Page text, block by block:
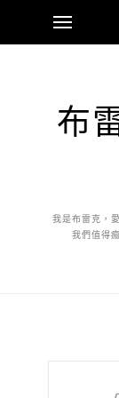
布
我是布雷克，
我們值得